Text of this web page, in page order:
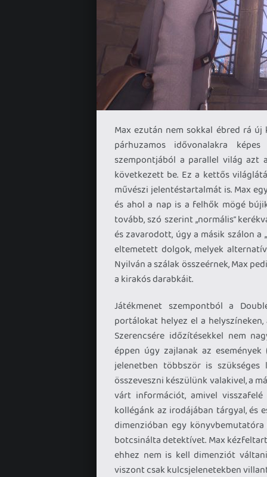
Max ezután nem sokkal ébred rá
párhuzamos idővonalakra
szempontjából a parallel világ azt
következett be. Ez a kettős
művészi jelentéstartalmát is. Max
és ahol a nap is a felhők mögé
tovább, szó szerint „normális”
és zavarodott, úgy a másik szálon a
eltemetett dolgok, melyek
Nyilván a szálak összeérnek, Max
a kirakós darabkáit.
Játékmenet szempontból a
portálokat helyez el a
Szerencsére időzítésekkel nem
éppen úgy zajlanak az
jelenetben többször is
összeveszni készülünk valakivel, a
várt információt, amivel
kollégánk az irodájában tárgyal, és
dimenzióban egy
botcsinálta detektívet. Max
ehhez nem is kell dimenziót
viszont csak kulcsjelenetekben